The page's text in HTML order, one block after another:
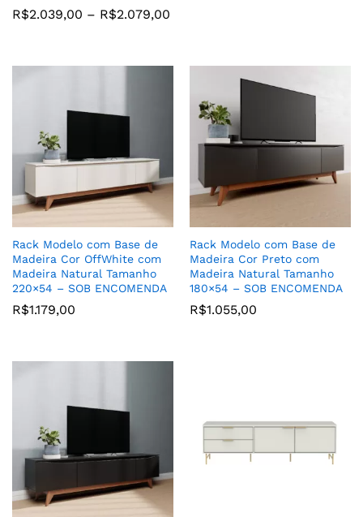
R$2.039,00 – R$2.079,00
Rack Modelo com Base de
Madeira Cor OffWhite com
Madeira Natural Tamanho
220×54 – SOB ENCOMENDA
R$1.179,00
Rack Modelo com Base de
Madeira Cor Preto com
Madeira Natural Tamanho
180×54 – SOB ENCOMENDA
R$1.055,00